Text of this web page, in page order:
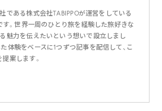
である株式会社TABIPPOが運営をしている
す。世界一周のひとり旅を経験した旅好きな
魅力を伝えたいという想いで設立しまし
体験をベースに1つずつ記事を配信して、こ
案します。